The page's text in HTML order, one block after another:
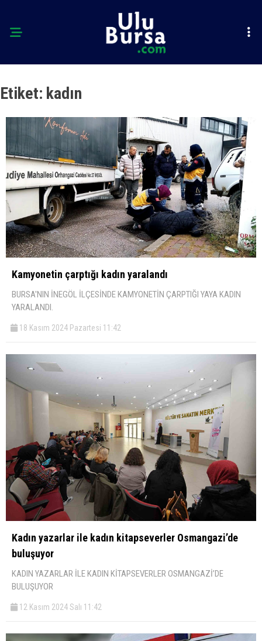
Etiket: kadın
Kamyonetin çarptığı kadın yaralandı
BURSA'NIN İNEGÖL İLÇESİNDE KAMYONETİN ÇARPTIĞI YAYA KADIN
YARALANDI.
18 Kasım 2024 Pazartesi 11:42
Kadın yazarlar ile kadın kitapseverler Osmangazi’de
buluşuyor
KADIN YAZARLAR İLE KADIN KİTAPSEVERLER OSMANGAZİ’DE
BULUŞUYOR
12 Kasım 2024 Salı 11:42